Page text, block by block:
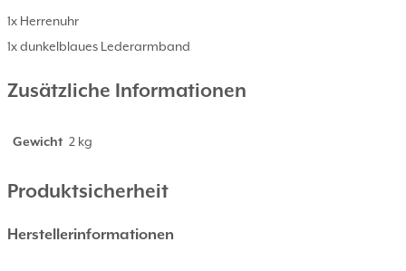
1x Herrenuhr
1x dunkelblaues Lederarmband
Zusätzliche Informationen
Gewicht 2 kg
Produktsicherheit
Herstellerinformationen